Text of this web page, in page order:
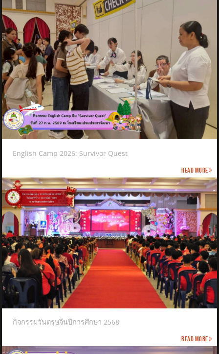
English Camp 2026: Survivor Quest
Read more »
กิจกรรมวันตรุษจีนปีการศึกษา 2568
Read more »